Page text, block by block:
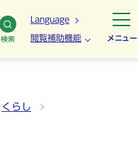
検索
Language
閲覧補助機能 メニュー
くらし